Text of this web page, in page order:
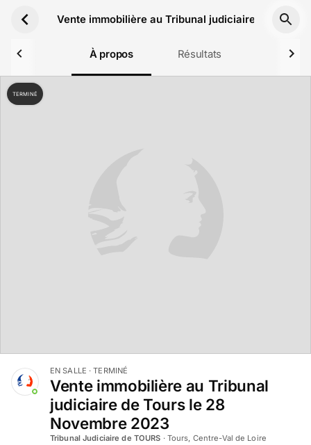
Vente immobilière au Tribunal judiciaire de Tours
À propos Résultats
TERMINÉ
EN SALLE · TERMINÉ
Vente immobilière au Tribunal
judiciaire de Tours le 28
Novembre 2023
Tribunal Judiciaire de TOURS · Tours, Centre-Val de Loire